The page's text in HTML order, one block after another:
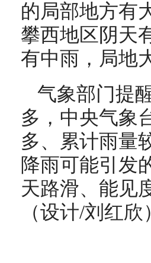
的局部地方有
攀西地区阴天
有中雨，局地
气象部门提
多，中央气象
多、累计雨量
降雨可能引发
天路滑、能见
（设计/刘红欣